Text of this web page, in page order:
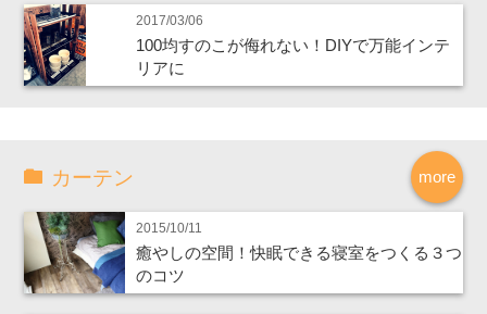
2017/03/06
100均すのこが侮れない！DIYで万能インテ
リアに
more
カーテン
2015/10/11
癒やしの空間！快眠できる寝室をつくる３つ
のコツ